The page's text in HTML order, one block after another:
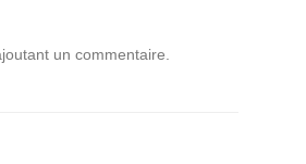
un commentaire.